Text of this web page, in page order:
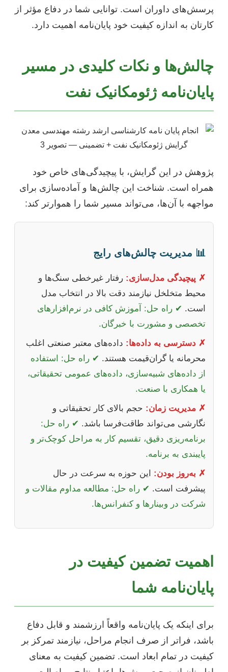
پرسش‌های داوران است. توانایی شما در دفاع مؤثر از
کارتان به اندازه کیفیت خود پایان‌نامه اهمیت دارد.
چالش‌ها و نکات کلیدی در مسیر
پایان‌نامه ژئومکانیک نفت
پژوهش در این گرایش، با پیچیدگی‌های خاص خود
همراه است. شناخت این چالش‌ها و آماده‌سازی برای
مواجهه با آن‌ها، می‌تواند مسیر شما را هموارتر کند:
📊 مدیریت چالش‌های رایج
✗ پیچیدگی مدل‌سازی: رفتار غیرخطی سنگ‌ها و
محیط متخلخل نیازمند دقت بالا در انتخاب مدل
است. ✔ راه حل: آموزش کافی در نرم‌افزارهای
تخصصی و مشورت با خبرگان.
✗ دسترسی به داده‌ها: داده‌های معتبر صنعتی اغلب
محرمانه یا گران‌قیمت هستند. ✔ راه حل: استفاده
از داده‌های شبیه‌سازی، داده‌های عمومی تحقیقاتی،
یا همکاری با صنعت.
✗ مدیریت زمان: حجم بالای کار تحقیقاتی و
نگارشی می‌تواند طاقت‌فرسا باشد. ✔ راه حل:
برنامه‌ریزی دقیق، تقسیم کار به مراحل کوچک‌تر و
پایبندی به برنامه.
✗ به‌روز بودن: این حوزه به سرعت در حال
پیشرفت است. ✔ راه حل: مطالعه مداوم مقالات و
شرکت در وبینارها و کنفرانس‌ها.
اهمیت تضمین کیفیت در
پایان‌نامه شما
برای اینکه یک پایان‌نامه واقعاً ارزشمند و قابل دفاع
باشد، فراتر از صرف انجام مراحل، نیازمند تمرکز بر
کیفیت در تمام ابعاد است. تضمین کیفیت به معنای